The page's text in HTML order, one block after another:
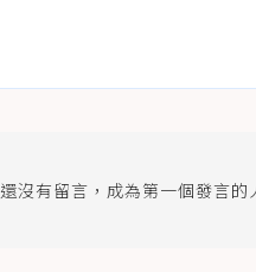
還沒有留言，成為第一個發言的